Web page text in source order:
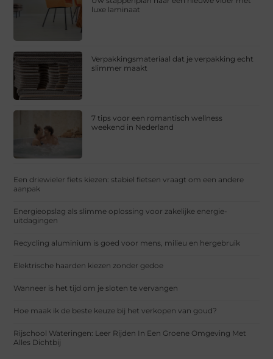
luxe laminaat
Verpakkingsmateriaal dat je verpakking echt
slimmer maakt
7 tips voor een romantisch wellness
weekend in Nederland
Een driewieler fiets kiezen: stabiel fietsen vraagt om een andere
aanpak
Energieopslag als slimme oplossing voor zakelijke energie-
uitdagingen
Recycling aluminium is goed voor mens, milieu en hergebruik
Elektrische haarden kiezen zonder gedoe
Wanneer is het tijd om je sloten te vervangen
Hoe maak ik de beste keuze bij het verkopen van goud?
Rijschool Wateringen: Leer Rijden In Een Groene Omgeving Met
Alles Dichtbij